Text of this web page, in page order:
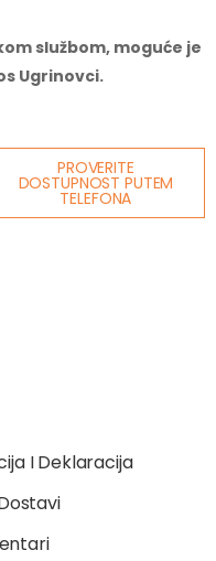
službom, moguće je
Ugrinovci.
PROVERITE
DOSTUPNOST PUTEM
TELEFONA
I Deklaracija